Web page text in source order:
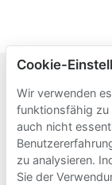
Cookie-
Wir verwenden
funktionsfähig zu
auch nicht
zu analysieren.
Sie der